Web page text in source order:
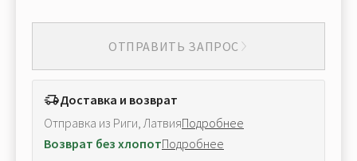
ОТПРАВИТЬ ЗАПРОС
Доставка и возврат
Отправка из Риги, ЛатвияПодробнее
Возврат без хлопотПодробнее